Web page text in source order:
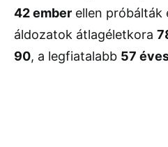
42 ember ellen próbálták
áldozatok átlagéletkora
90, a legfiatalabb 57